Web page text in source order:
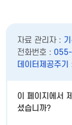
자료 관리자 :
전화번호 :
데이터제공주기
이 페이지에서
셨습니까?